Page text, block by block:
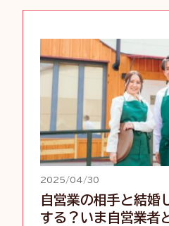
2025/04/30
自営業の相手と結婚
する？いま自営業者